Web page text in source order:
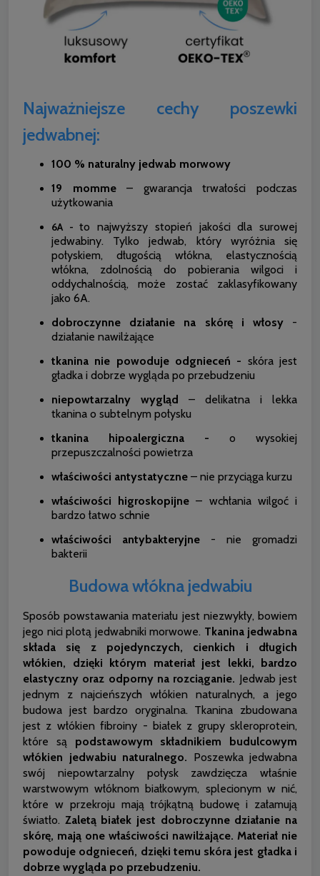
Najważniejsze cechy poszewki
jedwabnej:
100 % naturalny jedwab morwowy
19 momme– gwarancja trwałości podczas
użytkowania
6A - to najwyższy stopień jakości dla surowej
jedwabiny. Tylko jedwab, który wyróżnia się
połyskiem, długością włókna, elastycznością
włókna, zdolnością do pobierania wilgoci i
oddychalnością, może zostać zaklasyfikowany
jako 6A.
dobroczynne działanie na skórę i włosy -
działanie nawilżające
tkanina nie powoduje odgnieceń - skóra jest
gładka i dobrze wygląda po przebudzeniu
niepowtarzalny wygląd – delikatna i lekka
tkanina o subtelnym połysku
tkanina hipoalergiczna - o wysokiej
przepuszczalności powietrza
właściwości antystatyczne – nie przyciąga kurzu
właściwości higroskopijne – wchłania wilgoć i
bardzo łatwo schnie
właściwości antybakteryjne - nie gromadzi
bakterii
Budowa włókna jedwabiu
Sposób powstawania materiału jest niezwykły, bowiem
jego nici plotą jedwabniki morwowe. Tkanina jedwabna
składa się z pojedynczych, cienkich i długich
włókien, dzięki którym materiał jest lekki, bardzo
elastyczny oraz odporny na rozciąganie. Jedwab jest
jednym z najcieńszych włókien naturalnych, a jego
budowa jest bardzo oryginalna. Tkanina zbudowana
jest z włókien fibroiny - białek z grupy skleroprotein,
które są podstawowym składnikiem budulcowym
włókien jedwabiu naturalnego. Poszewka jedwabna
swój niepowtarzalny połysk zawdzięcza właśnie
warstwowym włóknom białkowym, splecionym w nić,
które w przekroju mają trójkątną budowę i załamują
światło. Zaletą białek jest dobroczynne działanie na
skórę, mają one właściwości nawilżające. Materiał nie
powoduje odgnieceń, dzięki temu skóra jest gładka i
dobrze wygląda po przebudzeniu.